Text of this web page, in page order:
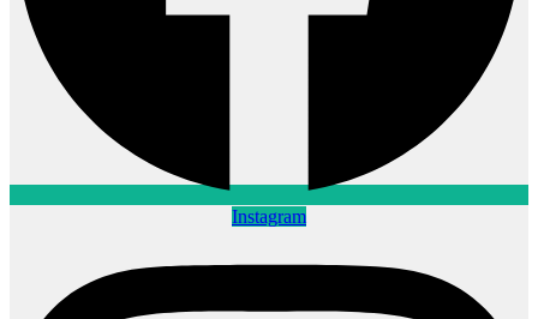
Instagram